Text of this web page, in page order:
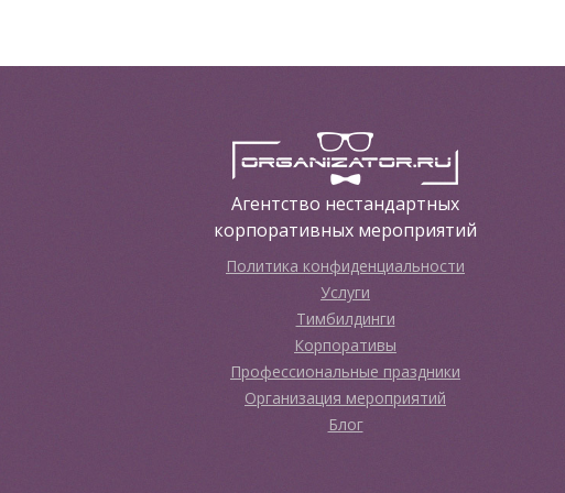
Агентство нестандартных
корпоративных мероприятий
Политика конфиденциальности
Услуги
Тимбилдинги
Корпоративы
Профессиональные праздники
Организация мероприятий
Блог